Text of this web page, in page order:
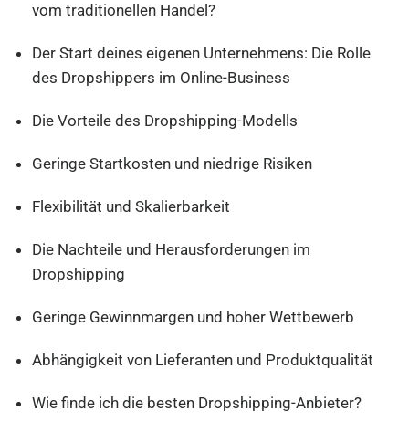
vom traditionellen Handel?
Der Start deines eigenen Unternehmens: Die Rolle
des Dropshippers im Online-Business
Die Vorteile des Dropshipping-Modells
Geringe Startkosten und niedrige Risiken
Flexibilität und Skalierbarkeit
Die Nachteile und Herausforderungen im
Dropshipping
Geringe Gewinnmargen und hoher Wettbewerb
Abhängigkeit von Lieferanten und Produktqualität
Wie finde ich die besten Dropshipping-Anbieter?